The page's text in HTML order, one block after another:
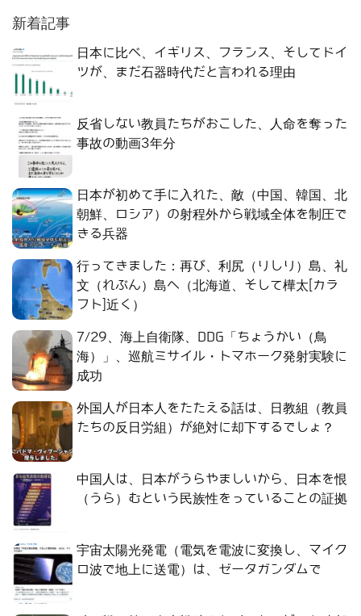
新着記事
日本に比べ、イギリス、フランス、そしてドイ
ツが、まだ石器時代だと言われる理由
反省しない教員たちがおこした、人命を奪った
事故の動画3年分
日本が初めて手に入れた、敵（中国、韓国、北
朝鮮、ロシア）の射程外から戦域全体を制圧で
きる兵器
行ってきました：再び、利尻（りしり）島、礼
文（れぶん）島へ（北海道、そして樺太[カラ
フト]近く）
7/29、海上自衛隊、DDG「ちょうかい（鳥
海）」、巡航ミサイル・トマホーク発射実験に
成功
外国人が日本人をたたえる話は、日教組（教員
たちの反日労組）が絶対に却下するでしょ？
中国人は、日本がうらやましいから、日本を恨
（うら）むという民族性をっていることの証拠
宇宙太陽光発電（電気を電波に変換し、マイク
ロ波で地上に送電）は、ゼータガンダムで